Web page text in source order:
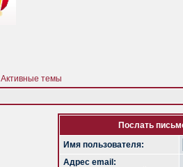
Активные темы
Послать
Имя пользователя:
Адрес email: